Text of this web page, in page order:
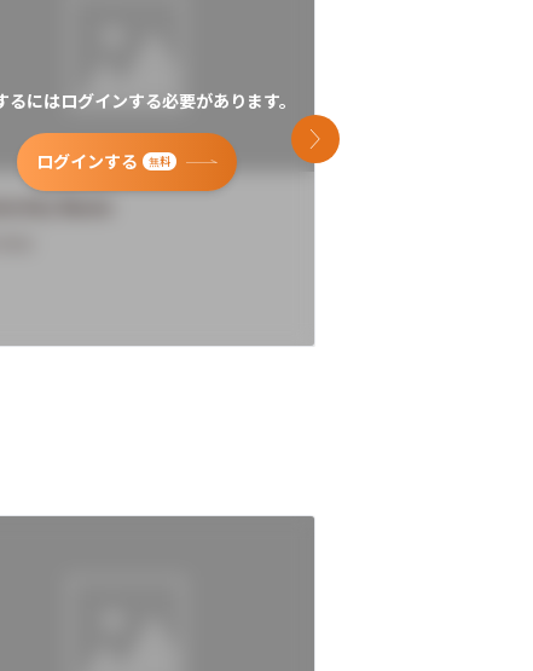
るにはログインする必要があります。
ログインする 無料
次のスライド